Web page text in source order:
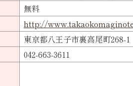
無料
http://
東京都八王子市裏高尾町268-1
042-663-3611